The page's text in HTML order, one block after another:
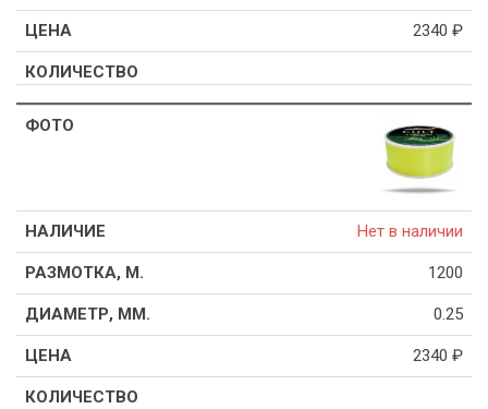
2340 ₽
Нет в наличии
1200
0.25
2340 ₽